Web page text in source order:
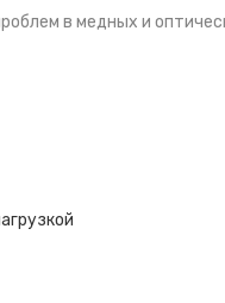
в медных и